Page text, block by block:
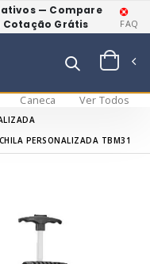
— Compare
Cotação Grátis
FAQ
Caneca Ver Todos
PERSONALIZADA TBM31